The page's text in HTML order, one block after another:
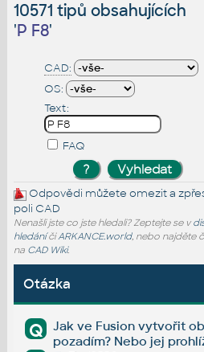
10571 tipů obsahujících
'P F8'
CAD:
OS:
Text:
FAQ
Odpovědi můžete omezit a
poli CAD
Nenašli jste co jste hledali? Zeptejte se v
hledáníčiARKANCE.world, nebo najděte
na CAD Wiki.
Otázka
Q
Jak ve Fusion vytvořit
pozadím? Nebo jej